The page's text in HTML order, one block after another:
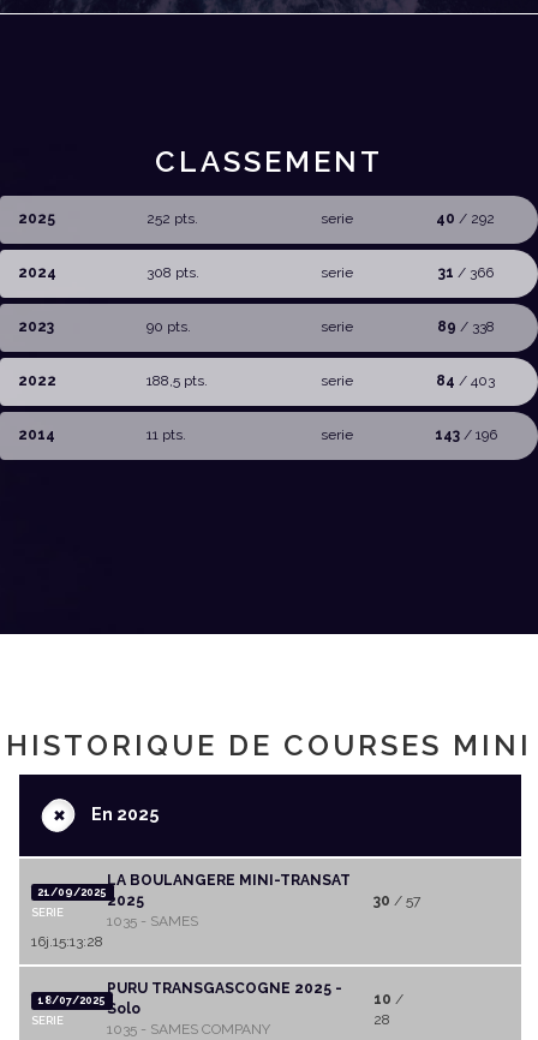
CLASSEMENT
2025 252 pts. serie 40 / 292
2024 308 pts. serie 31 / 366
2023 90 pts. serie 89 / 338
2022 188,5 pts. serie 84 / 403
2014 11 pts. serie 143/ 196
HISTORIQUE DE COURSES MINI
+En 2025
21/09/2025
SERIE
LA BOULANGERE MINI-TRANSAT
2025
1035 - SAMES
30 / 57
16j.15:13:28
18/07/2025
SERIE
PURU TRANSGASCOGNE 2025 -
Solo
1035 - SAMES COMPANY
10 /
28